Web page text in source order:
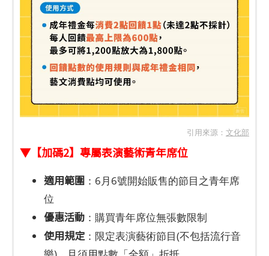
引用來源： 文化部
▼【加碼2】專屬表演藝術青年席位
適用範圍 ：6月6號開始販售的節目之青年席
位
優惠活動 ：購買青年席位無張數限制
使用規定：限定表演藝術節目(不包括流行音